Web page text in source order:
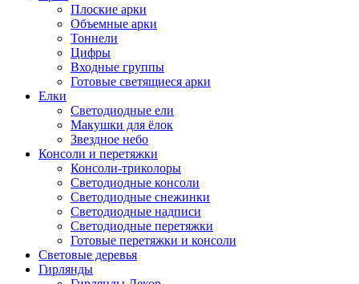
Плоские арки
Объемные арки
Тоннели
Цифры
Входные группы
Готовые светящиеся арки
Елки
Светодиодные ели
Макушки для ёлок
Звездное небо
Консоли и перетяжки
Консоли-триколоры
Светодиодные консоли
Светодиодные снежинки
Светодиодные надписи
Светодиодные перетяжки
Готовые перетяжки и консоли
Световые деревья
Гирлянды